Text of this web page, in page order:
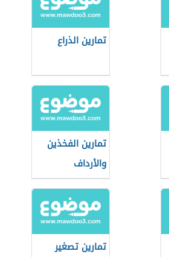
تمارين الذراع
تمارين الفخذين
والأرداف
تمارين تصغير